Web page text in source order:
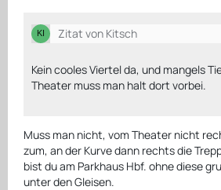
Zitat von Kitsch
Kein cooles Viertel da, und mangels
Theater muss man halt dort vorbei.
Muss man nicht, vom Theater nicht
zum, an der Kurve dann rechts die
bist du am Parkhaus Hbf. ohne diese
unter den Gleisen.